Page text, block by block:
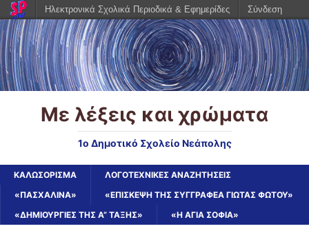
Με λέξεις και χρώματα
1ο Δημοτικό Σχολείο Νεάπολης
ΚΑΛΩΣΌΡΙΣΜΑ
ΛΟΓΟΤΕΧΝΙΚΈΣ ΑΝΑΖΗΤΉΣΕΙΣ
«ΠΑΣΧΑΛΙΝΑ»
«ΕΠΊΣΚΕΨΗ ΤΗΣ ΣΥΓΓΡΑΦΈΑ ΓΙΏΤΑΣ ΦΏΤΟΥ»
«ΔΗΜΙΟΥΡΓΊΕΣ ΤΗΣ Α” ΤΆΞΗΣ»
«Η ΑΓΊΑ ΣΟΦΊΑ»
Ηλεκτρονικά Σχολικά Περιοδικά & Εφημερίδες Σύνδεση